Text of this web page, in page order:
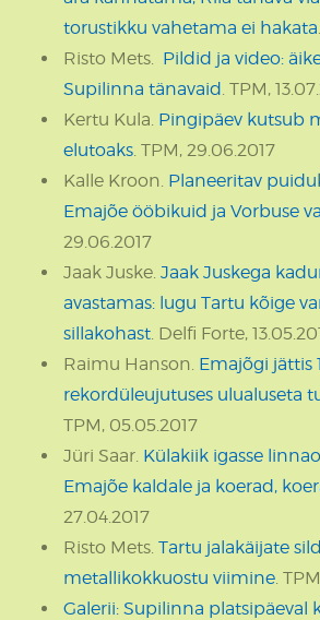
torustikku vahetama ei hakata
Risto Mets. Pildid ja video:
Supilinna tänavaid. TPM,
Kertu Kula. Pingipäev kutsub
elutoaks. TPM, 29.06.2017
Kalle Kroon. Planeeritav
Emajõe ööbikuid ja Vorbuse
29.06.2017
Jaak Juske. Jaak Juskega
avastamas: lugu Tartu kõige
sillakohast. Delfi Forte,
Raimu Hanson. Emajõgi jättis
rekordüleujutuses ulualuseta
TPM, 05.05.2017
Jüri Saar. Külakiik igasse
Emajõe kaldale ja koerad,
27.04.2017
Risto Mets. Tartu jalakäijate
metallikokkuostu viimine.
Galerii: Supilinna platsipäeval